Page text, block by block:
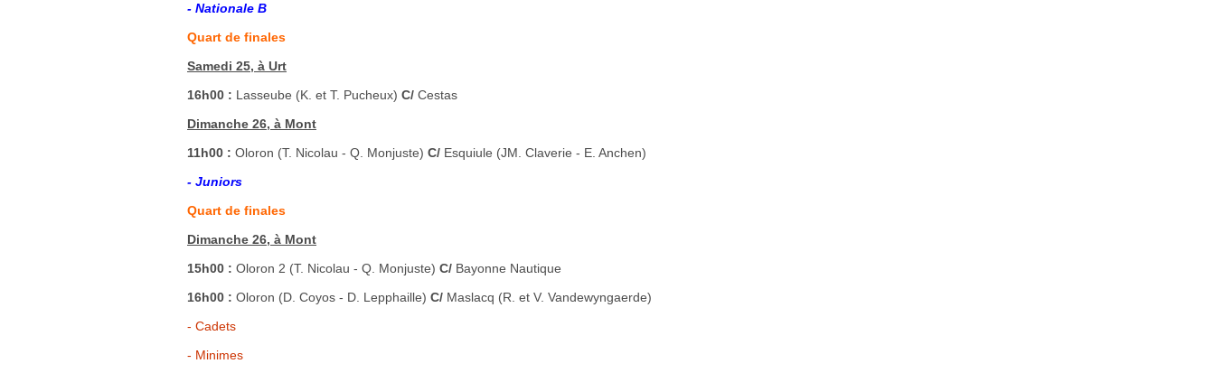
- Nationale B
Quart de finales
Samedi 25, à Urt
16h00 : Lasseube (K. et T. Pucheux) C/ Cestas
Dimanche 26, à Mont
11h00 : Oloron (T. Nicolau - Q. Monjuste) C/ Esquiule (JM. Claverie - E. Anchen)
- Juniors
Quart de finales
Dimanche 26, à Mont
15h00 : Oloron 2 (T. Nicolau - Q. Monjuste) C/ Bayonne Nautique
16h00 : Oloron (D. Coyos - D. Lepphaille) C/ Maslacq (R. et V. Vandewyngaerde)
- Cadets
- Minimes